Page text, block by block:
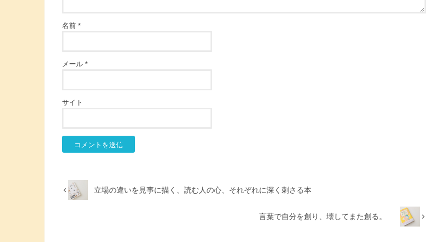
名前 *
メール *
サイト
立場の違いを見事に描く、読む人の心、それぞれに深く刺さる本
言葉で自分を創り、壊してまた創る。